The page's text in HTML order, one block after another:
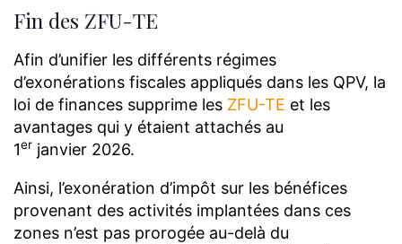
Fin des ZFU-TE
Afin d’unifier les différents régimes
d’exonérations fiscales appliqués dans les QPV, la
loi de finances supprime les ZFU-TE et les
avantages qui y étaient attachés au
1er janvier 2026.
Ainsi, l’exonération d’impôt sur les bénéfices
provenant des activités implantées dans ces
zones n’est pas prorogée au-delà du